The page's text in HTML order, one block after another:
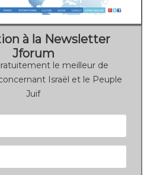
à la Newsletter
Jforum
le meilleur de
Israël et le Peuple
Juif